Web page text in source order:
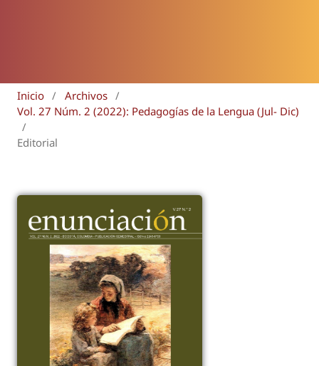
Inicio / Archivos /
Vol. 27 Núm. 2 (2022): Pedagogías de la Lengua (Jul- Dic)
/
Editorial